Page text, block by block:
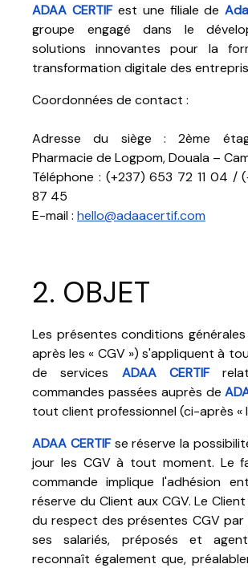
ADAA CERTIFest une filiale de
groupe engagé dans le
solutions innovantes pour la
transformation digitale des
Coordonnées de contact :
Adresse du siège : 2ème
Pharmacie de Logpom, Douala –
Téléphone : (+237) 653 72 11 04 /
87 45
E-mail : hello@adaacertif.com
2. OBJET
Les présentes conditions
après les « CGV ») s'appliquent à
de services ADAA CERTIF
commandes passées auprès de
tout client professionnel (ci-après «
ADAA CERTIFse réserve la
jour les CGV à tout moment. Le
commande implique l'adhésion
réserve du Client aux CGV. Le
du respect des présentes CGV par
ses salariés, préposés et
reconnaît également que,